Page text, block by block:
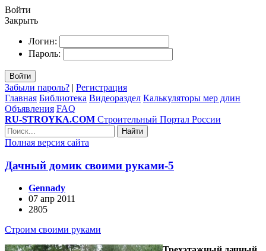
Войти
Закрыть
Логин:
Пароль:
Войти
Забыли пароль? | Регистрация
Главная Библиотека Видеораздел Калькуляторы мер длин
Объявления FAQ
RU-STROYKA.COM Строительный Портал России
Найти
Полная версия сайта
Дачный домик своими руками-5
Gennady
07 апр 2011
2805
Строим своими руками